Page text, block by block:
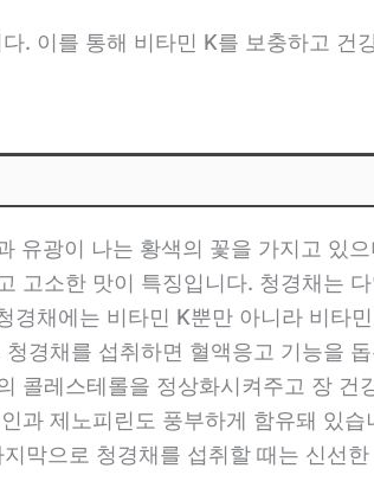
. 이를 통해 비타민 K를 보충하고 건
유광이 나는 황색의 꽃을 가지고 있
고소한 맛이 특징입니다. 청경채는
채에는 비타민 K뿐만 아니라 비타
경채를 섭취하면 혈액응고 기능을
콜레스테롤을 정상화시켜주고 장 건
과 제노피린도 풍부하게 함유돼 있습
막으로 청경채를 섭취할 때는 신선